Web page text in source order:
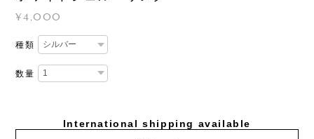
¥4,000
種類
数量
International shipping available